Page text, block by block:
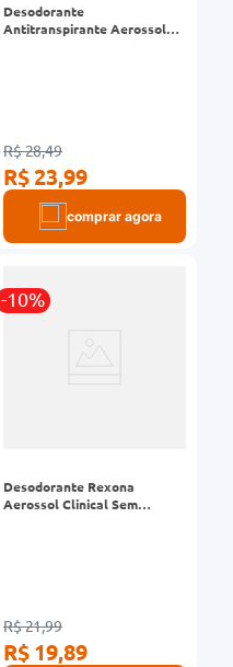
Desodorante
Antitranspirante Aerossol
R$ 28,49
R$ 23,99
comprar agora
-10%
Desodorante Rexona
Aerossol Clinical Sem
R$ 21,99
R$ 19,89